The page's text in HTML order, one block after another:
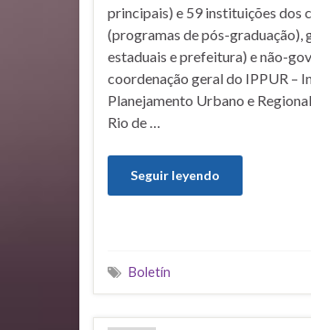
principais) e 59 instituições dos
(programas de pós-graduação),
estaduais e prefeitura) e não-
coordenação geral do IPPUR –
Planejamento Urbano e
Rio de …
Seguir leyendo
Boletín